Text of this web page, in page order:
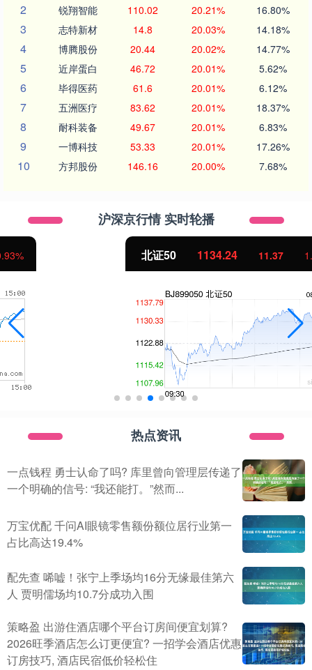
2 锐翔智能 110.02 20.21% 16.80%
3 志特新材 14.8 20.03% 14.18%
4 博腾股份 20.44 20.02% 14.77%
5 近岸蛋白 46.72 20.01% 5.62%
6 毕得医药 61.6 20.01% 6.12%
7 五洲医疗 83.62 20.01% 18.37%
8 耐科装备 49.67 20.01% 6.83%
9 一博科技 53.33 20.01% 17.26%
10 方邦股份 146.16 20.00% 7.68%
沪深京行情 实时轮播
1134.24 11.37 1.01%
热点资讯
一点钱程 勇士认命了吗? 库里曾向管理层传递了
一个明确的信号: “我还能打。”然而...
万宝优配 千问AI眼镜零售额份额位居行业第一
占比高达19.4%
配先查 唏嘘！张宁上季场均16分无缘最佳第六
人 贾明儒场均10.7分成功入围
策略盈 出游住酒店哪个平台订房间便宜划算?
2026旺季酒店怎么订更便宜? 一招学会酒店优惠
订房技巧, 酒店民宿低价轻松住